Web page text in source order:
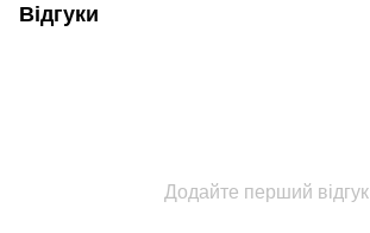
Відгуки
Додайте перший відгук